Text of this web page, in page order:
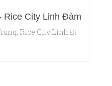
Rice City Linh Đàm
Rice City Linh Đàm, Quận